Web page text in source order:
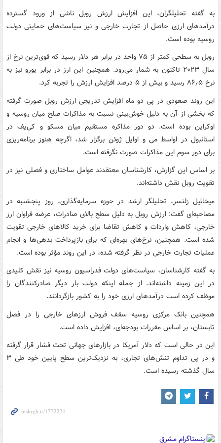
به گفته تحلیلگران، این افزایش ارزش روبل ناشی از ورود گسترده
درآمدهای ارزی حاصل از تجارت خارجی و نیز سیاست‌های حمایتی دولت
روسیه بوده است.
روبل به سطحی کمتر از ۷۵ واحد در برابر هر دلار رسید که قوی‌ترین نرخ از
سال ۲۰۲۳ تاکنون به شمار می‌رود. همچنین این ارز در برابر یورو نیز به
نرخ ۸۶٫۵ رسید و بیش از ۵ درصد افزایش ارزش را تجربه کرد.
این روند صعودی در پی دو ماه افزایش تدریجی ارزش روبل صورت گرفته
که بخشی از آن به دلیل خوش‌بینی نسبت به مذاکرات صلح میان روسیه و
اوکراین بوده است. دو دور مذاکره مستقیم میان مسکو و کی‌یف در
استانبول در اواسط می و اوایل ژوئن برگزار شد، اگرچه هنوز برنامه‌ریزی
برای دور سوم این مذاکرات صورت نگرفته است.
بر اساس این گزارش، کارشناسان معتقدند عوامل ساختاری و فصلی نیز در
تقویت روبل نقش داشته‌اند.
میخائیل زلتسر، تحلیلگر ارشد در حوزه سرمایه‌گذاری، روز پنجشنبه در
مصاحبه‌ای گفت: ارزش روبل به دلیل سطح بالای صادرات، عرضه فراوان ارز
خارجی، کاهش واردات و کاهش تقاضا برای خرید کالاهای خارجی تقویت
شده است. همچنین، نرخ‌های بهره‌ای که برای بازپرداخت بدهی‌ها و انجام
عملیات تجارت خارجی در نظر گرفته شده، در این روند مؤثر بوده است.
به گفته کارشناسان، سیاست‌های دولت فدراسیون روسیه نیز نقش کلیدی
در این زمینه داشته‌اند. از جمله اینکه دولت بار دیگر صادرکنندگان را
موظف کرده است درآمدهای ارزی خود را به کشور بازگردانند.
همچنین بانک مرکزی روسیه سقف فروش ارزهای خارجی را در فصل
تابستان، بر اساس مقررات بودجه‌ای، افزایش داده است.
این در حالی است که دلار آمریکا در بازارهای جهانی تحت فشار قرار گرفته
و در پی تداوم تنش‌های تجاری، به نزدیک‌ترین سطح پایین خود طی ۳
سال گذشته رسیده است.